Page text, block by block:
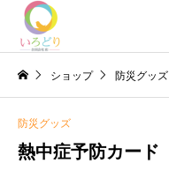
ショップ 防災グッズ
防災グッズ
熱中症予防カード